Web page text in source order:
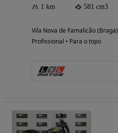
1 km 581 cm3
Vila Nova de Famalicão (Braga)
Profissional • Para o topo